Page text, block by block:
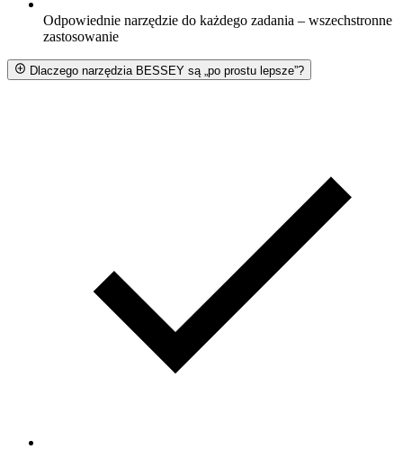
Odpowiednie narzędzie do każdego zadania – wszechstronne
zastosowanie
Dlaczego narzędzia BESSEY są „po prostu lepsze”?